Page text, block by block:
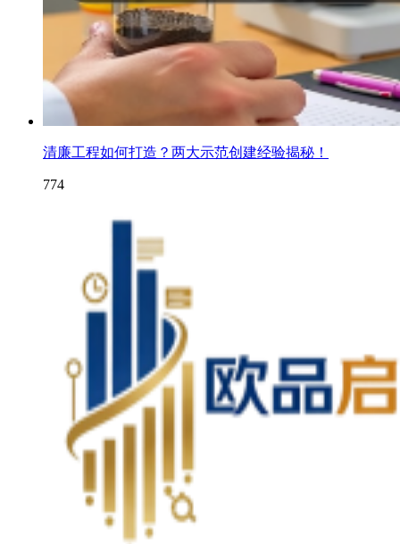
清廉工程如何打造？两大示范创建经验揭秘！
774